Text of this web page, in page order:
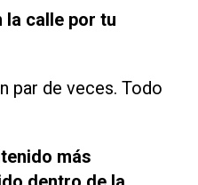
la calle por tu
par de veces. Todo
más